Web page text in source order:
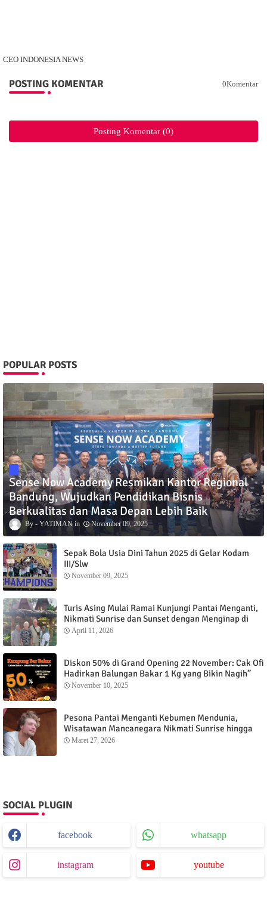
CEO INDONESIA NEWS
POSTING KOMENTAR 0Komentar
Posting Komentar (0)
POPULAR POSTS
Sense Now Academy Resmikan Kantor Regional
Bandung, Wujudkan Pendidikan Bisnis
Berkualitas dan Masa Depan Lebih Baik
YATIMAN November 09, 2025
Sepak Bola Usia Dini Tahun 2025 di Gelar Kodam
III/Slw
November 09, 2025
Turis Asing Mulai Ramai Kunjungi Pantai Menganti,
Nikmati Sunrise dan Sunset dengan Menginap di
Menganti Cottage
April 11, 2026
Diskon 50% di Grand Opening 22 November: Cak Ofi
Hadirkan Balungan Bakar 1 Kg yang Bikin Nagih”
November 10, 2025
Pesona Pantai Menganti Kebumen Mendunia,
Wisatawan Mancanegara Nikmati Sunrise hingga
Sunset dari Menganti Cottage
Maret 27, 2026
SOCIAL PLUGIN
facebook whatsapp
instagram youtube